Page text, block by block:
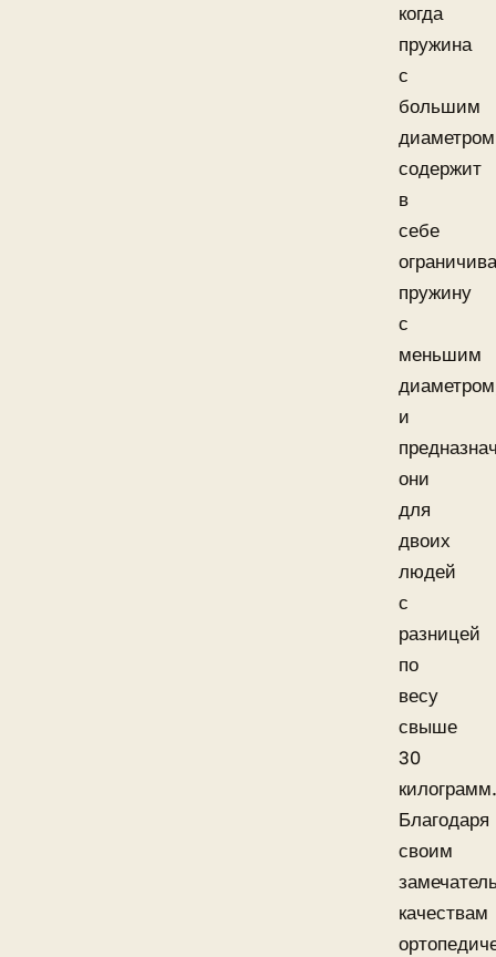
когда
пружина
с
большим
диаметром
содержит
в
себе
пружину
с
меньшим
и
они
для
двоих
людей
с
разницей
по
весу
свыше
30
килограмм.
Благодаря
своим
качествам